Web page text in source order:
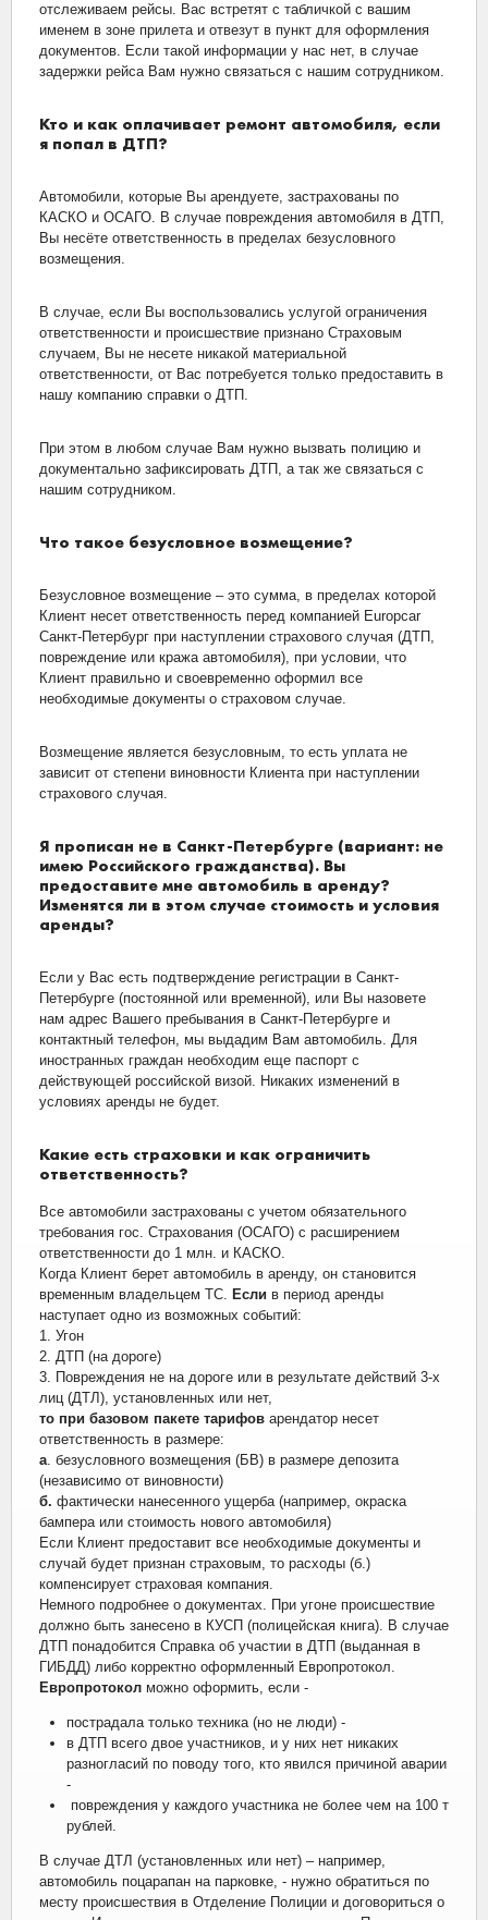
отслеживаем рейсы. Вас встретят с табличкой с вашим
именем в зоне прилета и отвезут в пункт для оформления
документов. Если такой информации у нас нет, в случае
задержки рейса Вам нужно связаться с нашим сотрудником.
Кто и как оплачивает ремонт автомобиля, если
я попал в ДТП?
Автомобили, которые Вы арендуете, застрахованы по
КАСКО и ОСАГО. В случае повреждения автомобиля в ДТП,
Вы несёте ответственность в пределах безусловного
возмещения.
В случае, если Вы воспользовались услугой ограничения
ответственности и происшествие признано Страховым
случаем, Вы не несете никакой материальной
ответственности, от Вас потребуется только предоставить в
нашу компанию справки о ДТП.
При этом в любом случае Вам нужно вызвать полицию и
документально зафиксировать ДТП, а так же связаться с
нашим сотрудником.
Что такое безусловное возмещение?
Безусловное возмещение – это сумма, в пределах которой
Клиент несет ответственность перед компанией Europcar
Санкт-Петербург при наступлении страхового случая (ДТП,
повреждение или кража автомобиля), при условии, что
Клиент правильно и своевременно оформил все
необходимые документы о страховом случае.
Возмещение является безусловным, то есть уплата не
зависит от степени виновности Клиента при наступлении
страхового случая.
Я прописан не в Санкт-Петербурге (вариант: не
имею Российского гражданства). Вы
предоставите мне автомобиль в аренду?
Изменятся ли в этом случае стоимость и условия
аренды?
Если у Вас есть подтверждение регистрации в Санкт-
Петербурге (постоянной или временной), или Вы назовете
нам адрес Вашего пребывания в Санкт-Петербурге и
контактный телефон, мы выдадим Вам автомобиль. Для
иностранных граждан необходим еще паспорт с
действующей российской визой. Никаких изменений в
условиях аренды не будет.
Какие есть страховки и как ограничить
ответственность?
Все автомобили застрахованы с учетом обязательного
требования гос. Страхования (ОСАГО) с расширением
ответственности до 1 млн. и КАСКО.
Когда Клиент берет автомобиль в аренду, он становится
временным владельцем ТС. Если в период аренды
наступает одно из возможных событий:
1. Угон
2. ДТП (на дороге)
3. Повреждения не на дороге или в результате действий 3-х
лиц (ДТЛ), установленных или нет,
то при базовом пакете тарифов арендатор несет
ответственность в размере:
а . безусловного возмещения (БВ) в размере депозита
(независимо от виновности)
б. фактически нанесенного ущерба (например, окраска
бампера или стоимость нового автомобиля)
Если Клиент предоставит все необходимые документы и
случай будет признан страховым, то расходы (б.)
компенсирует страховая компания.
Немного подробнее о документах. При угоне происшествие
должно быть занесено в КУСП (полицейская книга). В случае
ДТП понадобится Справка об участии в ДТП (выданная в
ГИБДД) либо корректно оформленный Европротокол.
Европротокол можно оформить, если -
пострадала только техника (но не люди) -
в ДТП всего двое участников, и у них нет никаких
разногласий по поводу того, кто явился причиной аварии
-
повреждения у каждого участника не более чем на 100 т
рублей.
В случае ДТЛ (установленных или нет) – например,
автомобиль поцарапан на парковке, - нужно обратиться по
месту происшествия в Отделение Полиции и договориться о